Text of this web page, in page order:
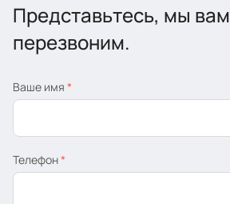
Представьтесь, мы вам
перезвоним.
Ваше имя *
Телефон*